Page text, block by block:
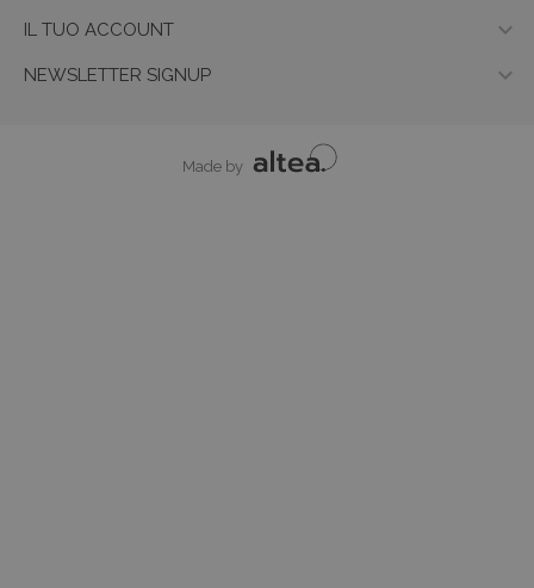
IL TUO ACCOUNT 
NEWSLETTER SIGNUP 
Made by